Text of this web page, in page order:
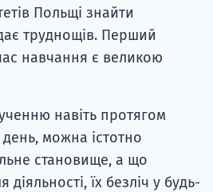
Польщі знайти
труднощів. Перший
навчання є великою
навіть протягом
можна істотно
становище, а що
діяльності, їх безліч у будь-